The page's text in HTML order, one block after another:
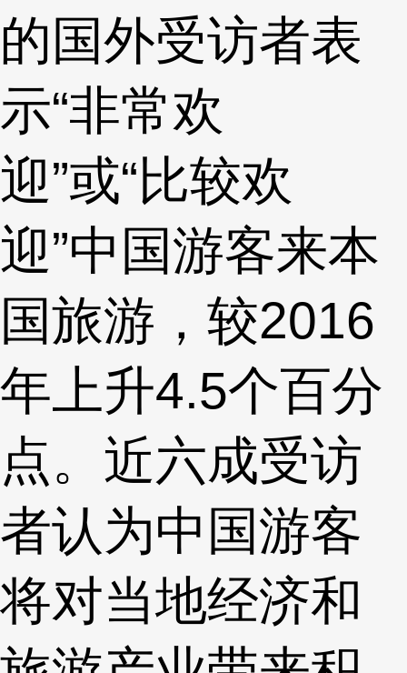
的国外受访者表
示“非常欢
迎”或“比较欢
迎”中国游客来本
国旅游，较2016
年上升4.5个百分
点。近六成受访
者认为中国游客
将对当地经济和